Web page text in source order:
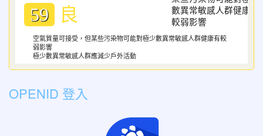
59 良
空氣質量可接受，但某些污染物可能對極少數異常敏感人群健康有較
弱影響
極少數異常敏感人群應減少戶外活動
OPENID 登入